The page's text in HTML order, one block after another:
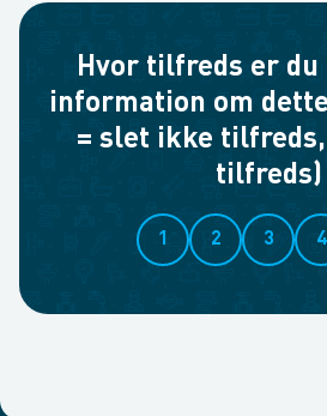
Hvor tilfreds er du
information om
= slet ikke tilfreds,
tilfreds)
1 2 3 4